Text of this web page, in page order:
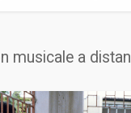
musicale a